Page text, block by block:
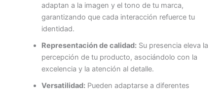
adaptan a la imagen y el tono de tu marca,
garantizando que cada interacción refuerce tu
identidad.
Representación de calidad:Su presencia eleva la
percepción de tu producto, asociándolo con la
excelencia y la atención al detalle.
Versatilidad:Pueden adaptarse a diferentes